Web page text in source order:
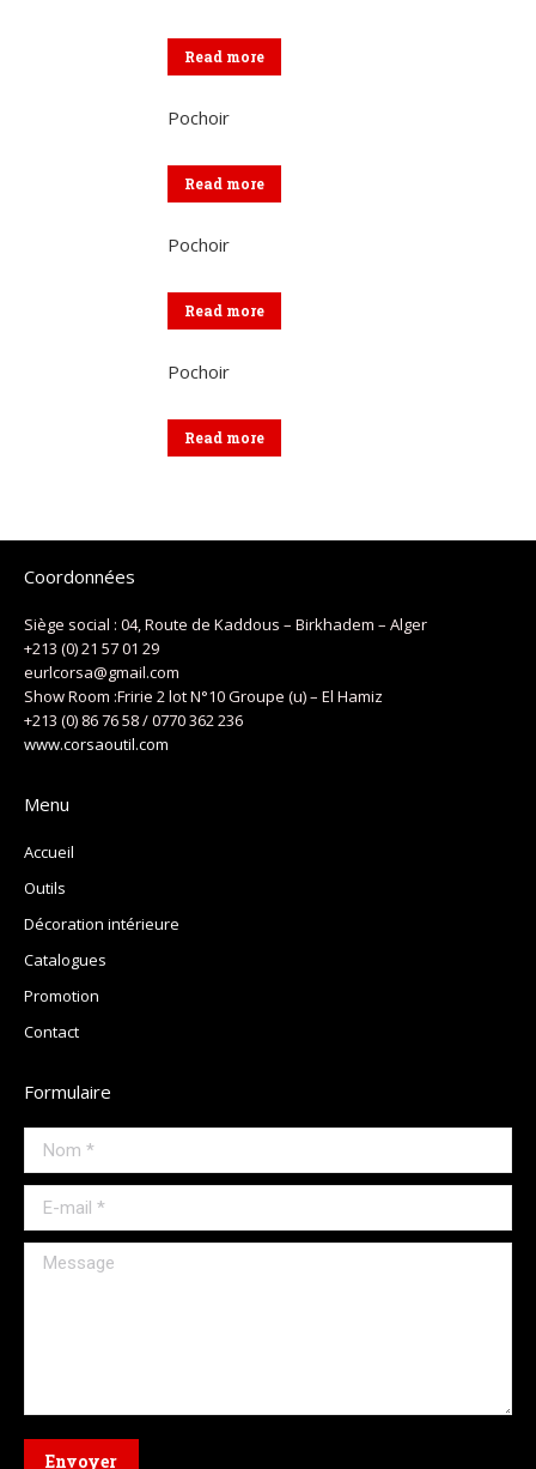
Read more
Pochoir
Read more
Pochoir
Read more
Pochoir
Read more
Coordonnées
Siège social : 04, Route de Kaddous – Birkhadem – Alger
+213 (0) 21 57 01 29
eurlcorsa@gmail.com
Show Room :Fririe 2 lot N°10 Groupe (u) – El Hamiz
+213 (0) 86 76 58 / 0770 362 236
www.corsaoutil.com
Menu
Accueil
Outils
Décoration intérieure
Catalogues
Promotion
Contact
Formulaire
Nom *
E-mail *
Message
Envoyer